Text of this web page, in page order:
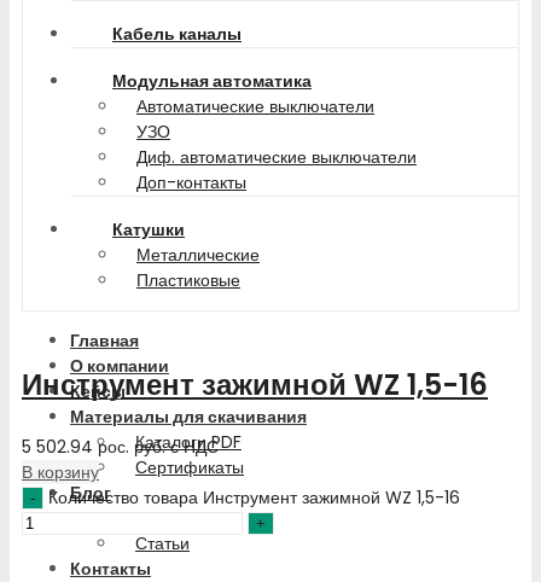
Кабель каналы
Модульная автоматика
Автоматические выключатели
УЗО
Диф. автоматические выключатели
Доп-контакты
Катушки
Металлические
Пластиковые
Главная
О компании
Кейсы
Материалы для скачивания
Каталоги PDF
Сертификаты
Блог
Статьи
Контакты
Инструмент зажимной WZ 1,5-16
5 502.94рос. руб.с НДС
В корзину
Количество товара Инструмент зажимной WZ 1,5-16